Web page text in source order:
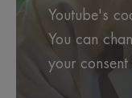
Youtube's
You can
your